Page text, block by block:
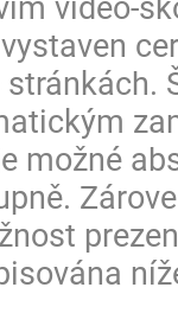
video-
možné